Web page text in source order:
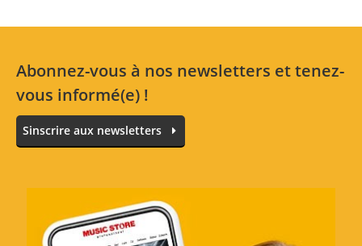
Abonnez-vous à nos newsletters et tenez-
vous informé(e) !
Sinscrire aux newsletters